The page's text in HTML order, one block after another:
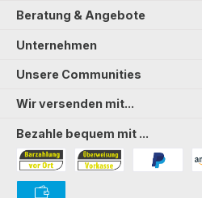
Beratung & Angebote
Unternehmen
Unsere Communities
Wir versenden mit...
Bezahle bequem mit ...
Bezahlung in der Filiale